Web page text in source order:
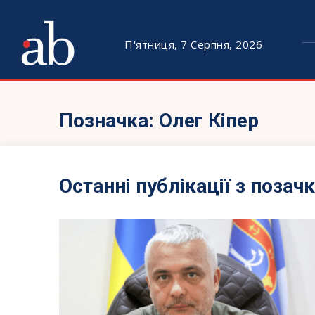
П'ятниця, 7 Серпня, 2026
Позначка: Олег Кіпер
Останні публікації з